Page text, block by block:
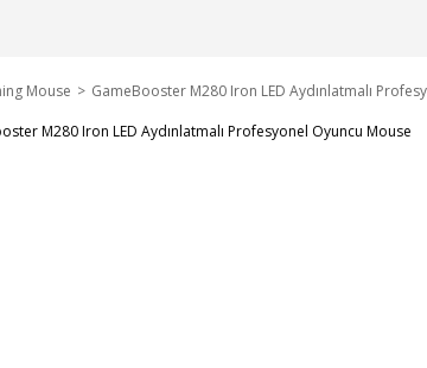
Mouse GameBooster M280 Iron LED Aydınlatmalı